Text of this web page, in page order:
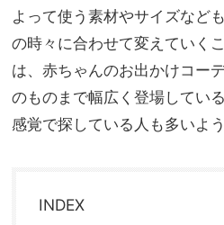
よって使う素材やサイズなど
の時々に合わせて変えていく
は、赤ちゃんのお出かけコー
のものまで幅広く登場してい
感覚で探している人も多いよ
INDEX